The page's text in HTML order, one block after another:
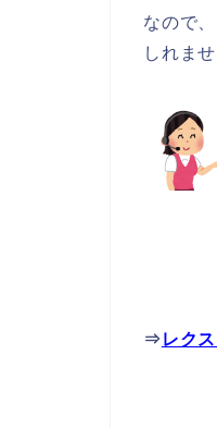
なので
しれませ
⇒ レク